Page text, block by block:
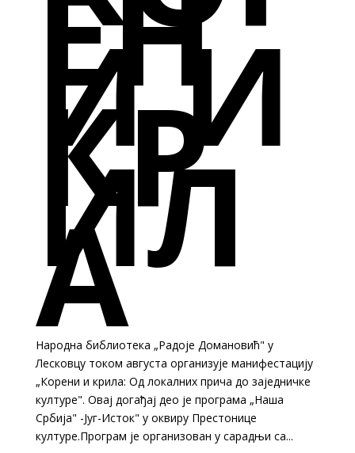
И И
КР
ИЛ
А
Народна библиотека „Радоје Домановић" у
Лесковцу током августа организује манифестацију
„Корени и крила: Од локалних прича до заједничке
културе". Овај догађај део је програма „Наша
Србијa" -Југ-Исток" у оквиру Престонице
културе.Програм је организован у сарадњи са...